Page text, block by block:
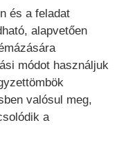
és a feladat
alapvetően
módot használjuk
valósul meg,
a